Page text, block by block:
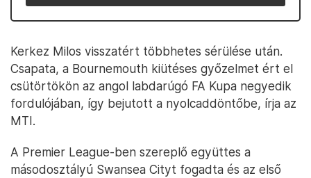
Kerkez Milos visszatért többhetes sérülése után.
Csapata, a Bournemouth kiütéses győzelmet ért el
csütörtökön az angol labdarúgó FA Kupa negyedik
fordulójában, így bejutott a nyolcaddöntőbe, írja az
MTI.
A Premier League-ben szereplő együttes a
másodosztályú Swansea Cityt fogadta és az első